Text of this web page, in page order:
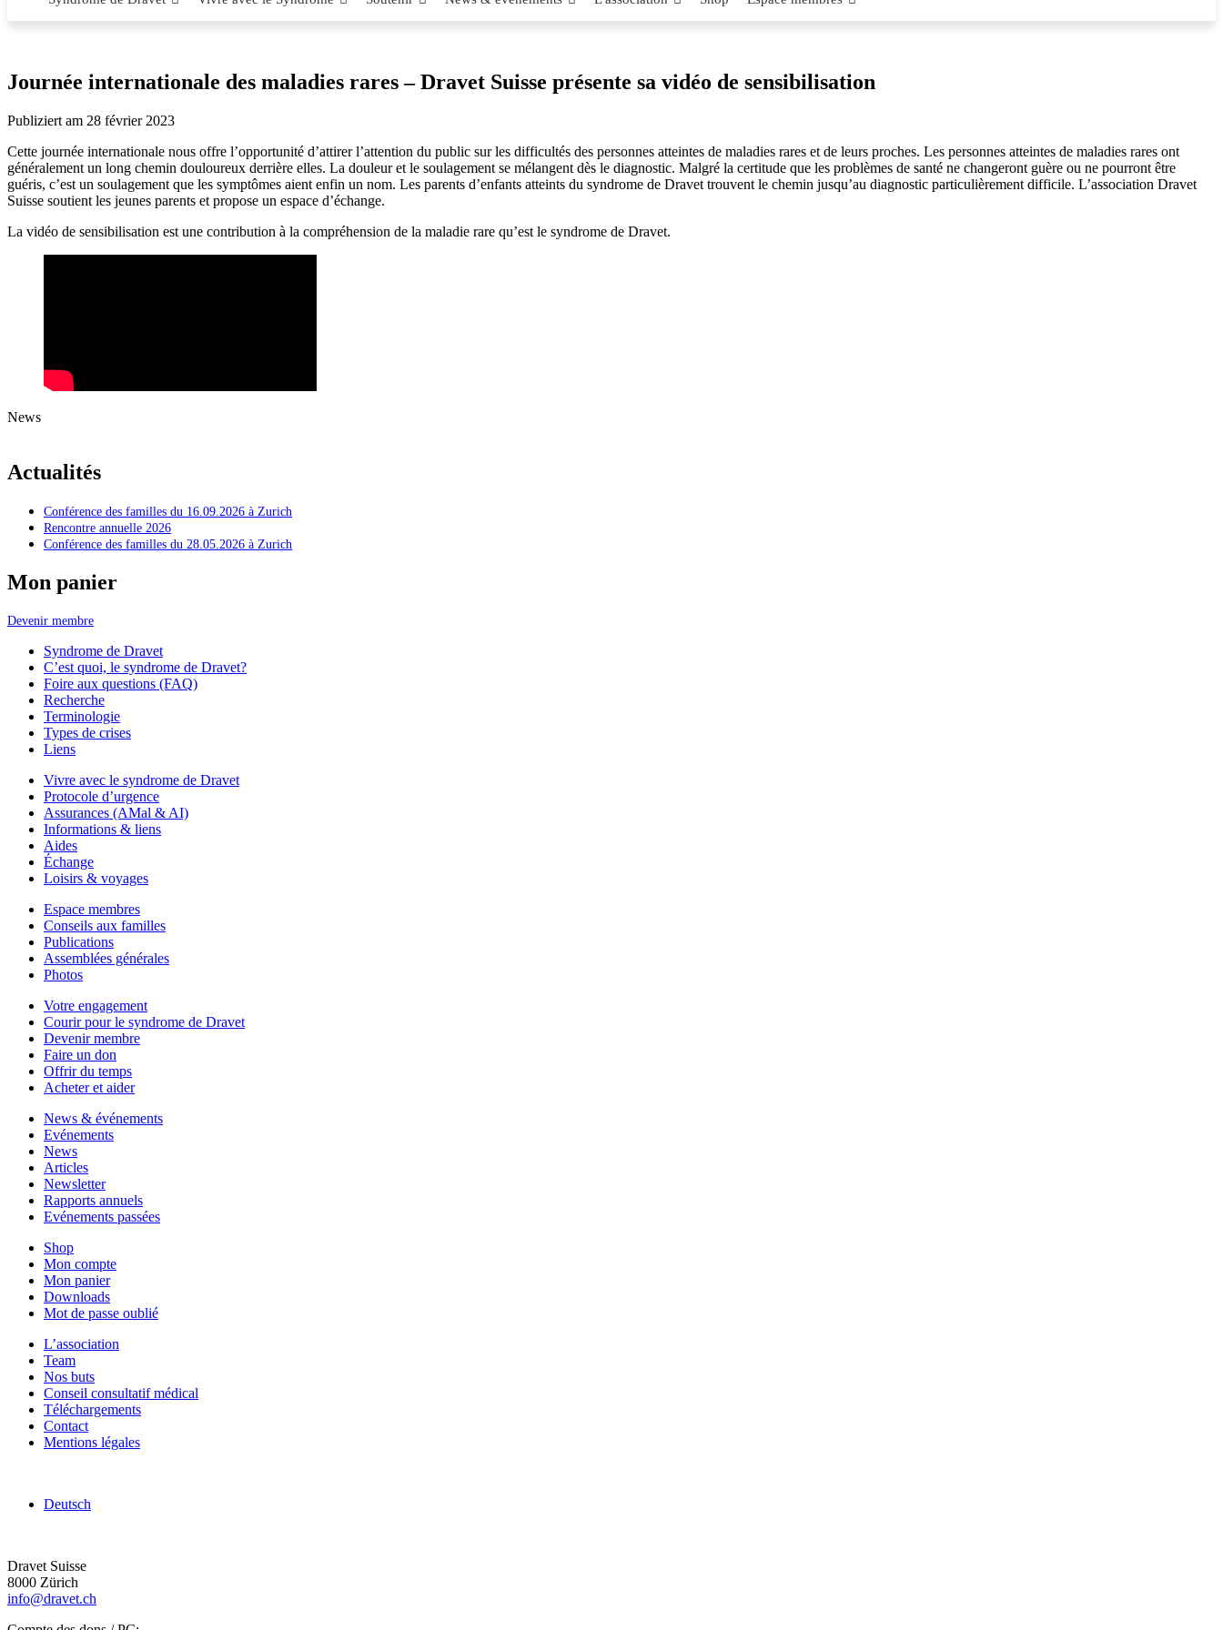
Journée internationale des maladies rares – Dravet Suisse présente sa vidéo de sensibilisation
Publiziert am 28 février 2023
Cette journée internationale nous offre l’opportunité d’attirer l’attention du public sur les difficultés des personnes atteintes de maladies rares et de leurs proches. Les personnes atteintes de maladies rares ont
généralement un long chemin douloureux derrière elles. La douleur et le soulagement se mélangent dès le diagnostic. Malgré la certitude que les problèmes de santé ne changeront guère ou ne pourront être
guéris, c’est un soulagement que les symptômes aient enfin un nom. Les parents d’enfants atteints du syndrome de Dravet trouvent le chemin jusqu’au diagnostic particulièrement difficile. L’association Dravet
Suisse soutient les jeunes parents et propose un espace d’échange.
La vidéo de sensibilisation est une contribution à la compréhension de la maladie rare qu’est le syndrome de Dravet.
News
Actualités
Conférence des familles du 16.09.2026 à Zurich
Rencontre annuelle 2026
Conférence des familles du 28.05.2026 à Zurich
Mon panier
Devenir membre
Syndrome de Dravet
C’est quoi, le syndrome de Dravet?
Foire aux questions (FAQ)
Recherche
Terminologie
Types de crises
Liens
Vivre avec le syndrome de Dravet
Protocole d’urgence
Assurances (AMal & AI)
Informations & liens
Aides
Échange
Loisirs & voyages
Espace membres
Conseils aux familles
Publications
Assemblées générales
Photos
Votre engagement
Courir pour le syndrome de Dravet
Devenir membre
Faire un don
Offrir du temps
Acheter et aider
News & événements
Evénements
News
Articles
Newsletter
Rapports annuels
Evénements passées
Shop
Mon compte
Mon panier
Downloads
Mot de passe oublié
L’association
Team
Nos buts
Conseil consultatif médical
Téléchargements
Contact
Mentions légales
Deutsch
Dravet Suisse
8000 Zürich
info@dravet.ch